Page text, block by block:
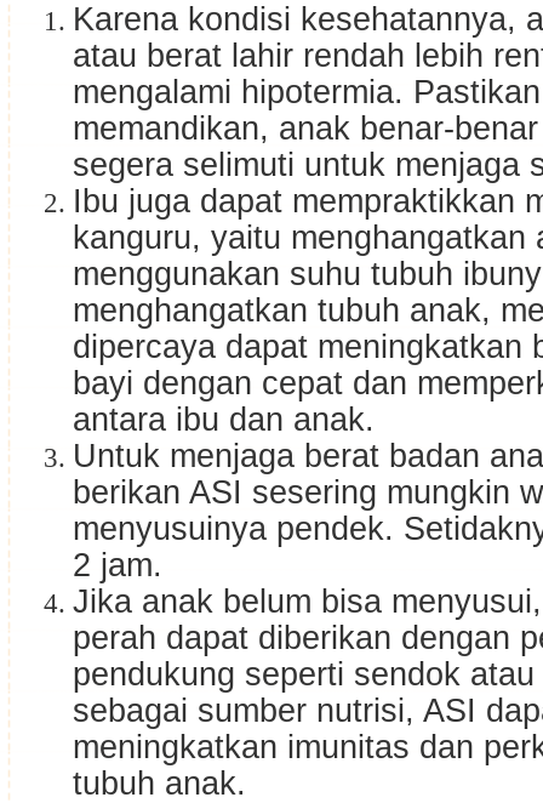
Karena kondisi kesehatannya,
atau berat lahir rendah lebih
mengalami hipotermia.
memandikan, anak benar-
segera selimuti untuk menjaga
Ibu juga dapat mempraktikkan
kanguru, yaitu menghangatkan
menggunakan suhu tubuh
menghangatkan tubuh anak,
dipercaya dapat meningkatkan
bayi dengan cepat dan
antara ibu dan anak.
Untuk menjaga berat badan
berikan ASI sesering mungkin
menyusuinya pendek.
2 jam.
Jika anak belum bisa
perah dapat diberikan dengan
pendukung seperti sendok
sebagai sumber nutrisi, ASI
meningkatkan imunitas dan
tubuh anak.